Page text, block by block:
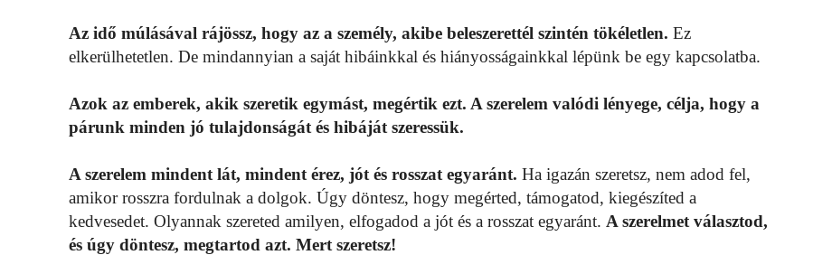
Az idő múlásával rájössz, hogy az a személy, akibe beleszerettél szintén tökéletlen. Ez
elkerülhetetlen. De mindannyian a saját hibáinkkal és hiányosságainkkal lépünk be egy kapcsolatba.
Azok az emberek, akik szeretik egymást, megértik ezt. A szerelem valódi lényege, célja, hogy a
párunk minden jó tulajdonságát és hibáját szeressük.
A szerelem mindent lát, mindent érez, jót és rosszat egyaránt. Ha igazán szeretsz, nem adod fel,
amikor rosszra fordulnak a dolgok. Úgy döntesz, hogy megérted, támogatod, kiegészíted a
kedvesedet. Olyannak szereted amilyen, elfogadod a jót és a rosszat egyaránt. A szerelmet választod,
és úgy döntesz, megtartod azt. Mert szeretsz!